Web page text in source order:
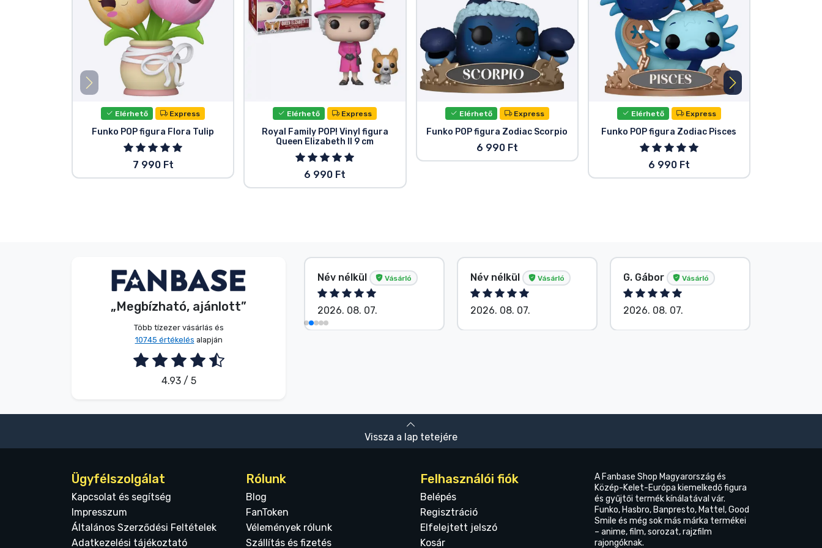
Elérhető Express
Funko POP figura Flora Tulip
7 990 Ft
Elérhető Express
Royal Family POP! Vinyl figura
Queen Elizabeth II 9 cm
6 990 Ft
Elérhető Express
Funko POP figura Zodiac Scorpio
6 990 Ft
Elérhető Express
Funko POP figura Zodiac Pisces
6 990 Ft
„Megbízható, ajánlott”
Több tízezer vásárlás és
10745 értékelés alapján
4.93 / 5
Név nélkül Vásárló
2026. 08. 08.
Név nélkül Vásárló
2026. 08. 07.
Név nélkül Vásárló
2026. 08. 07.
G. Gábor Vásárló
2026. 08. 07.
Vissza a lap tetejére
Ügyfélszolgálat
Kapcsolat és segítség
Impresszum
Általános Szerződési Feltételek
Adatkezelési tájékoztató
Rólunk
Blog
FanToken
Vélemények rólunk
Szállítás és fizetés
Felhasználói fiók
Belépés
Regisztráció
Elfelejtett jelszó
Kosár
A Fanbase Shop Magyarország és
Közép-Kelet-Európa kiemelkedő figura
és gyűjtői termék kínálatával vár.
Funko, Hasbro, Banpresto, Mattel, Good
Smile és még sok más márka termékei
– anime, film, sorozat, rajzfilm
rajongóknak.